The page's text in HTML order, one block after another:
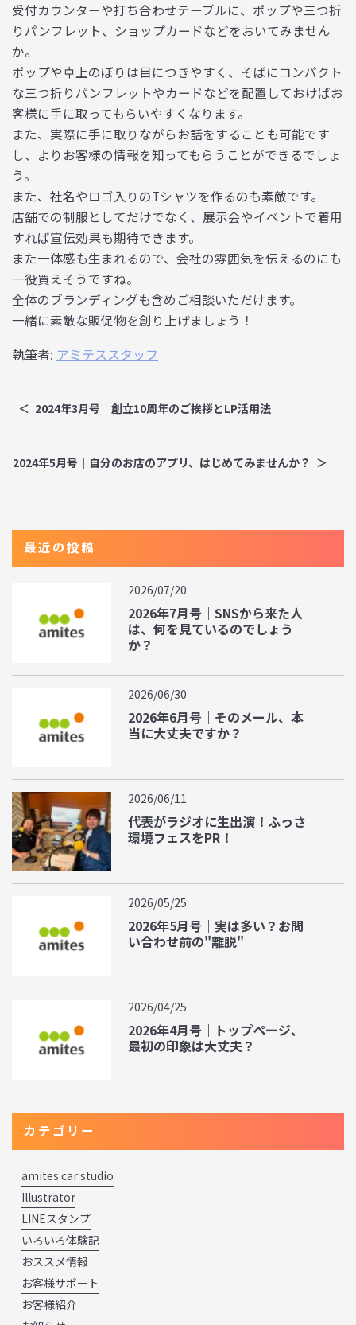
受付カウンターや打ち合わせテーブルに、ポップや三つ折
りパンフレット、ショップカードなどをおいてみません
か。
ポップや卓上のぼりは目につきやすく、そばにコンパクト
な三つ折りパンフレットやカードなどを配置しておけばお
客様に手に取ってもらいやすくなります。
また、実際に手に取りながらお話をすることも可能です
し、よりお客様の情報を知ってもらうことができるでしょ
う。
また、社名やロゴ入りのTシャツを作るのも素敵です。
店舗での制服としてだけでなく、展示会やイベントで着用
すれば宣伝効果も期待できます。
また一体感も生まれるので、会社の雰囲気を伝えるのにも
一役買えそうですね。
全体のブランディングも含めご相談いただけます。
一緒に素敵な販促物を創り上げましょう！
執筆者: アミテススタッフ
2024年3月号｜創立10周年のご挨拶とLP活用法
2024年5月号｜自分のお店のアプリ、はじめてみませんか？
最近の投稿
2026/07/20
2026年7月号｜SNSから来た人
は、何を見ているのでしょう
か？
2026/06/30
2026年6月号｜そのメール、本
当に大丈夫ですか？
2026/06/11
代表がラジオに生出演！ふっさ
環境フェスをPR！
2026/05/25
2026年5月号｜実は多い？お問
い合わせ前の"離脱"
2026/04/25
2026年4月号｜トップページ、
最初の印象は大丈夫？
カテゴリー
amites car studio
Illustrator
LINEスタンプ
いろいろ体験記
おススメ情報
お客様サポート
お客様紹介